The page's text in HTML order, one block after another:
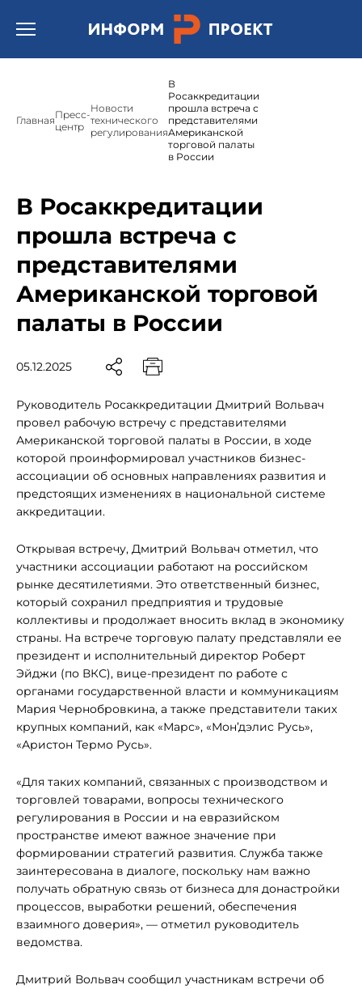
Открыть бургер меню.
ГлавнаяПресс-
центр
Новости
технического
регулирования
В
Росаккредитации
прошла встреча с
представителями
Американской
торговой палаты
в России
В Росаккредитации
прошла встреча с
представителями
Американской торговой
палаты в России
05.12.2025
Руководитель Росаккредитации Дмитрий Вольвач
провел рабочую встречу с представителями
Американской торговой палаты в России, в ходе
которой проинформировал участников бизнес-
ассоциации об основных направлениях развития и
предстоящих изменениях в национальной системе
аккредитации.
Открывая встречу, Дмитрий Вольвач отметил, что
участники ассоциации работают на российском
рынке десятилетиями. Это ответственный бизнес,
который сохранил предприятия и трудовые
коллективы и продолжает вносить вклад в экономику
страны. На встрече торговую палату представляли ее
президент и исполнительный директор Роберт
Эйджи (по ВКС), вице-президент по работе с
органами государственной власти и коммуникациям
Мария Чернобровкина, а также представители таких
крупных компаний, как «Марс», «Мон’дэлис Русь»,
«Аристон Термо Русь».
«Для таких компаний, связанных с производством и
торговлей товарами, вопросы технического
регулирования в России и на евразийском
пространстве имеют важное значение при
формировании стратегий развития. Служба также
заинтересована в диалоге, поскольку нам важно
получать обратную связь от бизнеса для донастройки
процессов, выработки решений, обеспечения
взаимного доверия», — отметил руководитель
ведомства.
Дмитрий Вольвач сообщил участникам встречи об